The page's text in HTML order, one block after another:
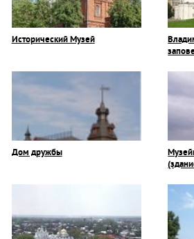
Исторический Музей
Дом дружбы